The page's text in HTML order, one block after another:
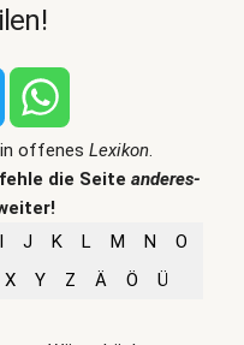
offenes Lexikon.
die Seite anderes-
I J K L M N
O
X Y Z Ä Ö Ü